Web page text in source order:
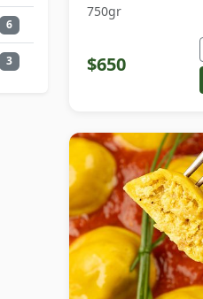
6
3
750gr
$650